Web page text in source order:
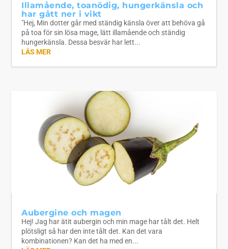
Illamående, toanödig, hungerkänsla och
har gått ner i vikt
"Hej, Min dotter går med ständig känsla över att behöva gå
på toa för sin lösa mage, lätt illamående och ständig
hungerkänsla. Dessa besvär har lett...
LÄS MER
Aubergine och magen
Hej! Jag har ätit aubergin och min mage har tålt det. Helt
plötsligt så har den inte tålt det. Kan det vara
kombinationen? Kan det ha med en...